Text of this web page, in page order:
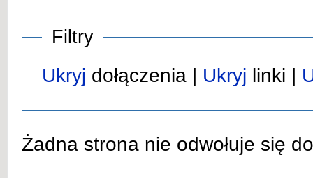
Filtry
Ukryj dołączenia | Ukryj linki |
Żadna strona nie odwołuje się